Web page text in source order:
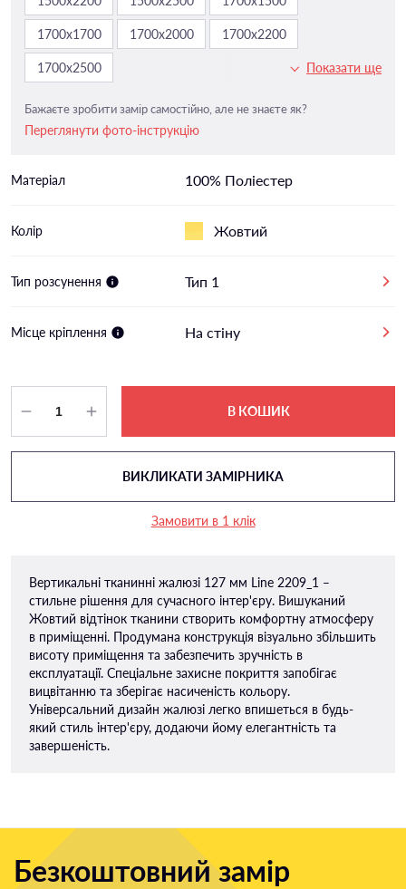
1700х1700 1700х2000 1700х2200
1700х2500 Показати ще
Бажаєте зробити замір самостійно, але не знаєте як?
Переглянути фото-інструкцію
Матеріал 100% Поліестер
Колір Жовтий
Тип розсунення Тип 1
Місце кріплення На стіну
В КОШИК
ВИКЛИКАТИ ЗАМІРНИКА
Замовити в 1 клік
Вертикальні тканинні жалюзі 127 мм Line 2209_1 –
стильне рішення для сучасного інтер'єру. Вишуканий
Жовтий відтінок тканини створить комфортну атмосферу
в приміщенні. Продумана конструкція візуально збільшить
висоту приміщення та забезпечить зручність в
експлуатації. Спеціальне захисне покриття запобігає
вицвітанню та зберігає насиченість кольору.
Універсальний дизайн жалюзі легко впишеться в будь-
який стиль інтер'єру, додаючи йому елегантність та
завершеність.
Безкоштовний замір